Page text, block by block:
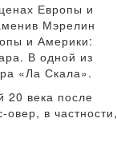
Европы и
Мэрелин
и Америки:
В одной из
«Ла Скала».
20 века после
в частности,